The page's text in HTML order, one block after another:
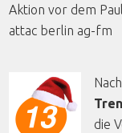
Aktion vor dem
attac berlin ag-fm
die